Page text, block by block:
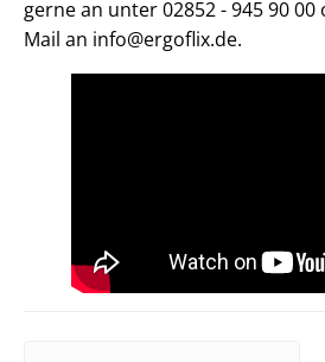
gerne an unter 02852 - 945 90
Mail an info@ergoflix.de.